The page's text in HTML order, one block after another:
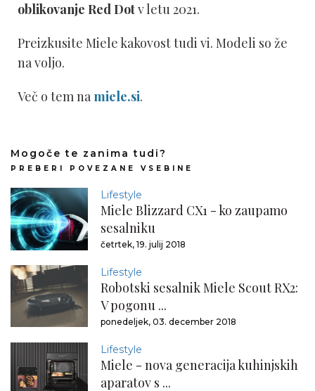
oblikovanje Red Dotv letu 2021.
Preizkusite Miele kakovost tudi vi. Modeli so že
na voljo.
Več o tem na miele.si.
Mogoče te zanima tudi?
PREBERI POVEZANE VSEBINE
Lifestyle
Miele Blizzard CX1 - ko zaupamo
sesalniku
četrtek, 19. julij 2018
Lifestyle
Robotski sesalnik Miele Scout RX2:
V pogonu ...
ponedeljek, 03. december 2018
Lifestyle
Miele - nova generacija kuhinjskih
aparatov s ...